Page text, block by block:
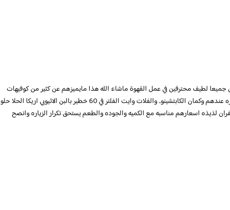
لطيف محترفين في عمل القهوة ماشاء الله هذا مايميزهم عن كثير من كوفيهات
مختصه القهوة انواع والكورتادو مميزه عندهم وكمان الكابتشينو.. والفلات وايت الفلتر في 60 خطير بالبن الاثيوبي اريكا الحلا حلو
لذيذه اسعارهم مناسبه مع الكميه والجوده والطعم يستحق تكرار الزياره وانصح